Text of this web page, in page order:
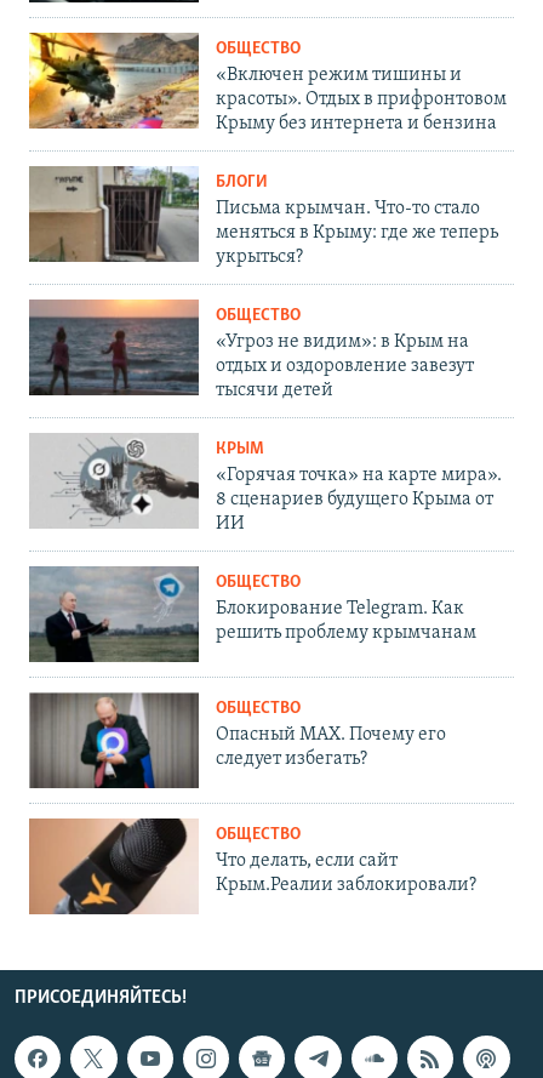
ОБЩЕСТВО
«Включен режим тишины и
красоты». Отдых в прифронтовом
Крыму без интернета и бензина
БЛОГИ
Письма крымчан. Что-то стало
меняться в Крыму: где же теперь
укрыться?
ОБЩЕСТВО
«Угроз не видим»: в Крым на
отдых и оздоровление завезут
тысячи детей
КРЫМ
«Горячая точка» на карте мира».
8 сценариев будущего Крыма от
ИИ
ОБЩЕСТВО
Блокирование Telegram. Как
решить проблему крымчанам
ОБЩЕСТВО
Опасный MAX. Почему его
следует избегать?
ОБЩЕСТВО
Что делать, если сайт
Крым.Реалии заблокировали?
ПРИСОЕДИНЯЙТЕСЬ!